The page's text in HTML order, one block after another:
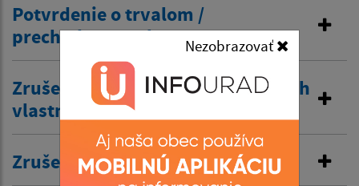
Nezobrazovať
Potvrdenie o trvalom /
prechodnom pobyte
Zrušenie trvalého pobytu na návrh
vlastníka budovy
Zrušenie prechodného pobytu